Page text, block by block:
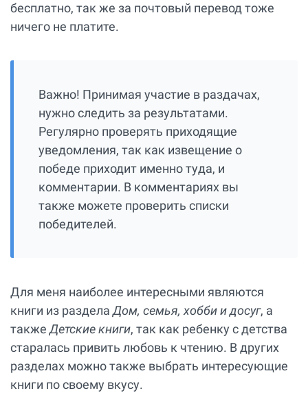
бесплатно, так же за почтовый перевод тоже
ничего не платите.
Важно! Принимая участие в раздачах,
нужно следить за результатами.
Регулярно проверять приходящие
уведомления, так как извещение о
победе приходит именно туда, и
комментарии. В комментариях вы
также можете проверить списки
победителей.
Для меня наиболее интересными являются
книги из разделаДом, семья, хобби и досуг, а
такжеДетские книги, так как ребенку с детства
старалась привить любовь к чтению. В других
разделах можно также выбрать интересующие
книги по своему вкусу.